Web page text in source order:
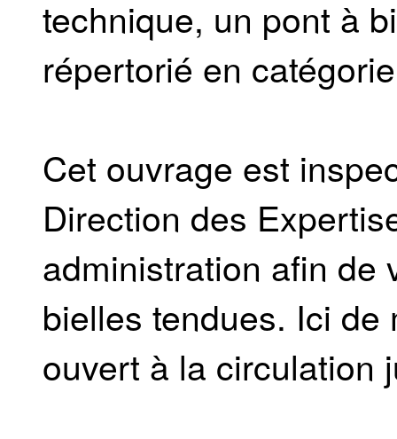
technique, un pont à
répertorié en
Cet ouvrage est
Direction des
administration afin de
bielles tendues. Ici de
ouvert à la circulation